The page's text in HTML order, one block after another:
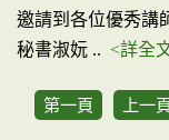
邀請到各位優秀講
秘書淑妧 .. <詳全
第一頁 上一